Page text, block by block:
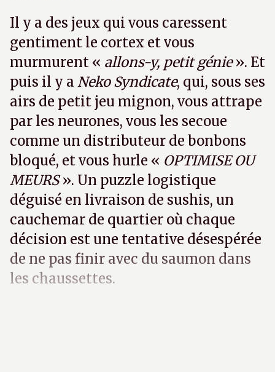
Il y a des jeux qui vous caressent
gentiment le cortex et vous
murmurent « allons-y, petit génie». Et
puis il y a Neko Syndicate, qui, sous ses
airs de petit jeu mignon, vous attrape
par les neurones, vous les secoue
comme un distributeur de bonbons
bloqué, et vous hurle « OPTIMISE OU
MEURS». Un puzzle logistique
déguisé en livraison de sushis, un
cauchemar de quartier où chaque
décision est une tentative désespérée
de ne pas finir avec du saumon dans
les chaussettes.